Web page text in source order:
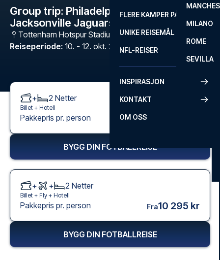
MILANO
ROME
SEVILLA
FLERE KAMPER PÅ ÉN REISE
UNIKE REISEMÅL
NFL-REISER
INSPIRASJON
KONTAKT
OM OSS
Group trip: Philadelphia Eagles -
Jacksonville Jaguars (2 nætter)
Tottenham Hotspur Stadium, NFL,London
Reiseperiode: 10. - 12. okt. 2026
+ 2 Netter
Billet + Hotell
Pakkepris pr. person
BYGG DIN FOTBALLREISE
+ + 2 Netter
Billet + Fly + Hotell
Pakkepris pr. person Fra10 295 kr
BYGG DIN FOTBALLREISE